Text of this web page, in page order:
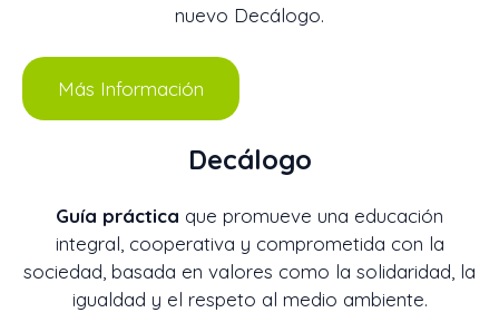
nuevo Decálogo.
Más Información
Decálogo
Guía práctica que promueve una educación
integral, cooperativa y comprometida con la
sociedad, basada en valores como la solidaridad, la
igualdad y el respeto al medio ambiente.